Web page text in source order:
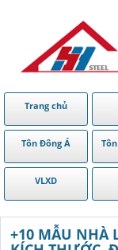
Trang chủ
Tôn Đông Á
VLXD
+10 MẪU NHÀ